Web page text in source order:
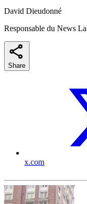
David Dieudonné
Responsable du News
Share
x.com